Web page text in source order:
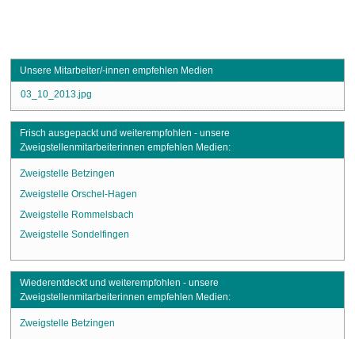
Unsere Mitarbeiter/-innen empfehlen Medien
03_10_2013.jpg
Frisch ausgepackt und weiterempfohlen - unsere
Zweigstellenmitarbeiterinnen empfehlen Medien:
Zweigstelle Betzingen
Zweigstelle Orschel-Hagen
Zweigstelle Rommelsbach
Zweigstelle Sondelfingen
Wiederentdeckt und weiterempfohlen - unsere
Zweigstellenmitarbeiterinnen empfehlen Medien:
Zweigstelle Betzingen